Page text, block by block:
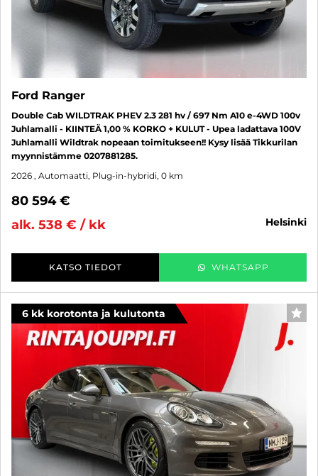
Ford Ranger
Double Cab WILDTRAK PHEV 2.3 281 hv / 697 Nm A10 e-4WD 100v
Juhlamalli - KIINTEÄ 1,00 % KORKO + KULUT - Upea ladattava 100V
Juhlamalli Wildtrak nopeaan toimitukseen!! Kysy lisää Tikkurilan
myynnistämme 0207881285.
2026 , Automaatti, Plug-in-hybridi, 0 km
80 594 €
alk. 538 € / kk
helsinki
KATSO TIEDOT WHATSAPP
6 kk korotonta ja kulutonta